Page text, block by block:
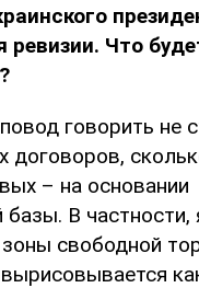
ревизии. Что
говорить не
договоров,
– на основании
В частности,
свободной